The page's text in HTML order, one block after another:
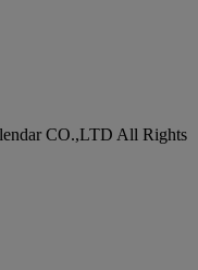
CO.,LTD All Rights